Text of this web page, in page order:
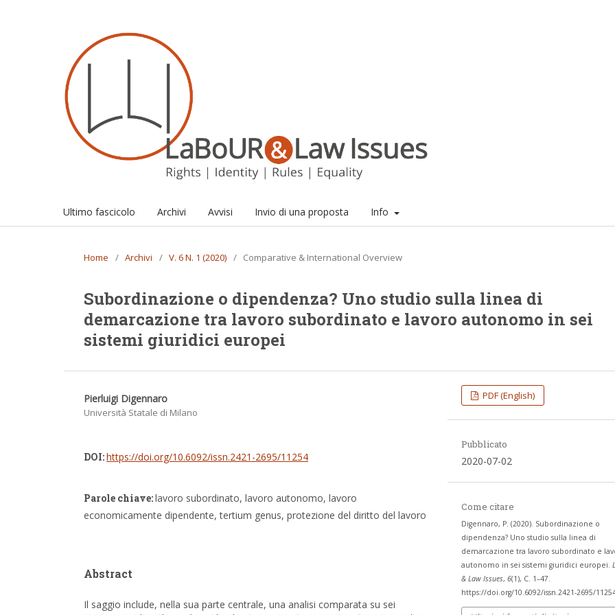
Ultimo fascicolo Archivi Avvisi Invio di una proposta Info
Home / Archivi / V. 6 N. 1 (2020) / Comparative & International Overview
Subordinazione o dipendenza? Uno studio sulla linea di
demarcazione tra lavoro subordinato e lavoro autonomo in sei
sistemi giuridici europei
Pierluigi Digennaro
Università Statale di Milano
DOI:https://doi.org/10.6092/issn.2421-2695/11254
Parole chiave:lavoro subordinato, lavoro autonomo, lavoro
economicamente dipendente, tertium genus, protezione del diritto del lavoro
Abstract
Il saggio include, nella sua parte centrale, una analisi comparata su sei
PDF (English)
Pubblicato
2020-07-02
Come citare
Digennaro, P. (2020). Subordinazione o
dipendenza? Uno studio sulla linea di
demarcazione tra lavoro subordinato e
autonomo in sei sistemi giuridici europei.
& Law Issues,6(1), C. 1–47.
https://doi.org/10.6092/issn.2421-2695/